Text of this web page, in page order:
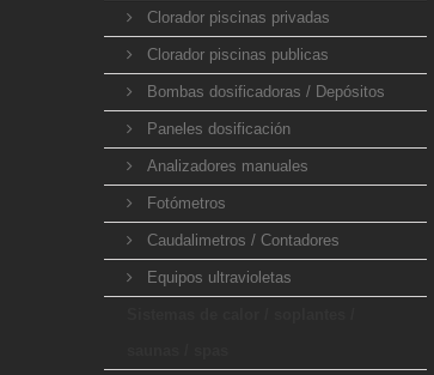
Clorador piscinas privadas
Clorador piscinas publicas
Bombas dosificadoras / Depósitos
Paneles dosificación
Analizadores manuales
Fotómetros
Caudalimetros / Contadores
Equipos ultravioletas